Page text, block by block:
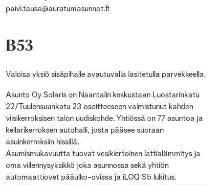
paivi.tausa@auratumasunnot.fi
B53
Valoisa yksiö sisäpihalle avautuvalla lasitetulla parvekkeella.
Asunto Oy Solaris on Naantalin keskustaan Luostarinkatu
22/Tuulensuunkatu 23 osoitteeseen valmistunut kahden
viisikerroksisen talon uudiskohde. Yhtiössä on 77 asuntoa ja
kellarikerroksen autohalli, josta pääsee suoraan
asuinkerroksiin hissillä.
Asumismukavuutta tuovat vesikiertoinen lattialämmitys ja
oma viilennysyksikkö joka asunnossa sekä yhtiön
automaattiovet pääulko-ovissa ja iLOQ S5 lukitus.